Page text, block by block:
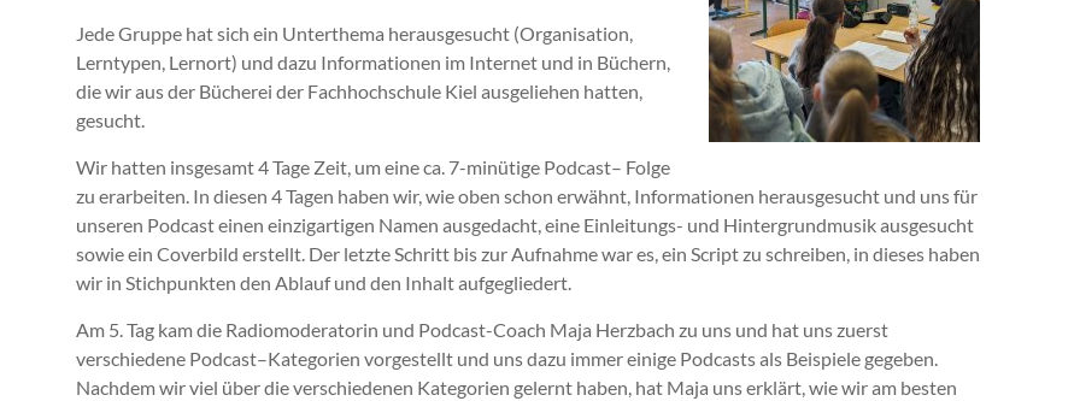
Jede Gruppe hat sich ein Unterthema herausgesucht (Organisation,
Lerntypen, Lernort) und dazu Informationen im Internet und in Büchern,
die wiraus der Bücherei der Fachhochschule Kiel ausgeliehen hatten,
gesucht.
Wir hatten insgesamt 4 Tage Zeit, um eine ca. 7-minütige Podcast– Folge
zu erarbeiten. In diesen 4 Tagen haben wir, wie oben schon erwähnt, Informationen herausgesucht und uns für
unseren Podcast einen einzigartigen Namen ausgedacht, eine Einleitungs- und Hintergrundmusik ausgesucht
sowie ein Coverbild erstellt. Der letzte Schritt bis zur Aufnahme war es, ein Script zu schreiben, in dieses haben
wir in Stichpunkten den Ablauf und den Inhalt aufgegliedert.
Am 5. Tag kam die Radiomoderatorin und Podcast-Coach Maja Herzbach zu uns und hat uns zuerst
verschiedene Podcast–Kategorien vorgestellt und uns dazu immer einige Podcasts als Beispiele gegeben.
Nachdem wir viel über die verschiedenen Kategorien gelernt haben, hat Maja uns erklärt, wie wir am besten